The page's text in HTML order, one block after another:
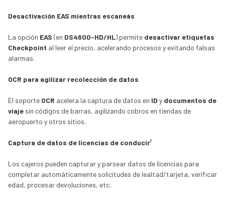
Desactivación EAS mientras escaneás
La opción EAS (en DS4600-HD/HL) permite desactivar etiquetas
Checkpoint al leer el precio, acelerando procesos y evitando falsas
alarmas.
OCR para agilizar recolección de datos
El soporte OCR acelera la captura de datos en ID y documentos de
viaje sin códigos de barras, agilizando cobros en tiendas de
aeropuerto y otros sitios.
Captura de datos de licencias de conducir¹
Los cajeros pueden capturar y parsear datos de licencias para
completar automáticamente solicitudes de lealtad/tarjeta, verificar
edad, procesar devoluciones, etc.